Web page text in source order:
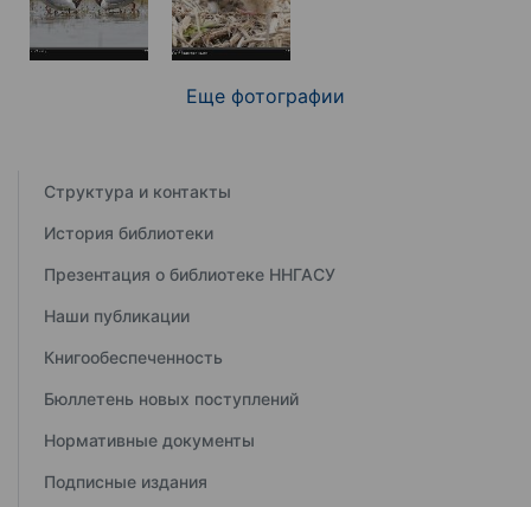
Еще фотографии
Структура и контакты
История библиотеки
Презентация о библиотеке ННГАСУ
Наши публикации
Книгообеспеченность
Бюллетень новых поступлений
Нормативные документы
Подписные издания